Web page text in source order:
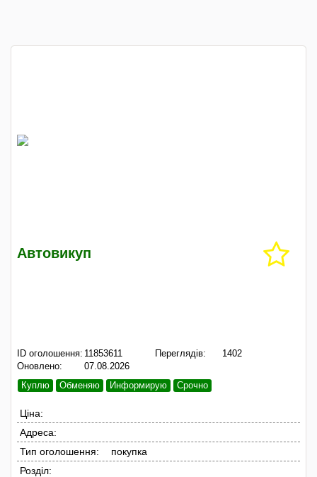
Автовикуп
ID оголошення: 11853611
Оновлено:
07.08.2026
Переглядів: 1402
Куплю Обменяю Информирую Срочно
Ціна:
Адреса:
Тип оголошення:
покупка
Розділ: